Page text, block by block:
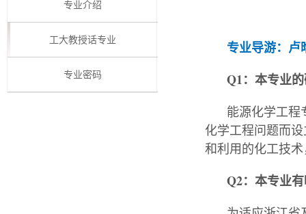
专业介绍
工大教授话专业
专业密码
专业导游：卢
Q1：本专业
能源化学工程
化学工程问题而
和利用的化工技
Q2：本专业